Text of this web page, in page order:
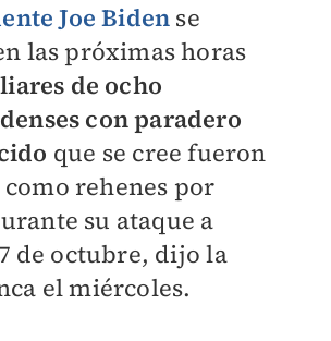
Joe Biden se
las próximas horas
de ocho
con paradero
que se cree fueron
rehenes por
su ataque a
de octubre, dijo la
el miércoles.